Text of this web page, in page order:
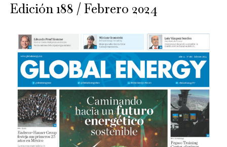
Edición 188 / Febrero 2024